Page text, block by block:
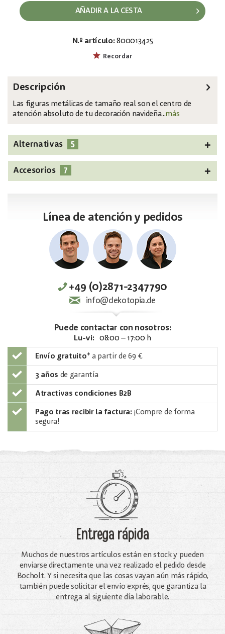
AÑADIR A LA CESTA
N.º artículo: 800013425
Recordar
Descripción
Las figuras metálicas de tamaño real son el centro de
atención absoluto de tu decoración navideña...más
Alternativas 5
Accesorios 7
Línea de atención y pedidos
+49 (0)2871-2347790
info@dekotopia.de
Puede contactar con nosotros:
Lu-vi: 08:00 – 17:00 h
Envío gratuito* a partir de 69 €
3 años de garantía
Atractivas condiciones B2B
Pago tras recibir la factura: ¡Compre de forma
segura!
Entrega rápida
Muchos de nuestros artículos están en stock y pueden
enviarse directamente una vez realizado el pedido desde
Bocholt. Y si necesita que las cosas vayan aún más rápido,
también puede solicitar el envío exprés, que garantiza la
entrega al siguiente día laborable.